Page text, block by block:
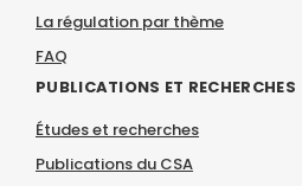
La régulation par thème
FAQ
PUBLICATIONS ET RECHERCHES
Études et recherches
Publications du CSA